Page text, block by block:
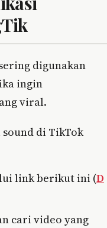
digunakan
ingin
viral.
di TikTok
link berikut ini (D
cari video yang